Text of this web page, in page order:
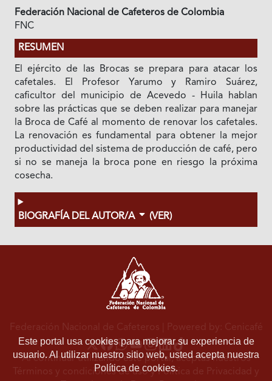
Federación Nacional de Cafeteros de Colombia
FNC
RESUMEN
El ejército de las Brocas se prepara para atacar los
cafetales. El Profesor Yarumo y Ramiro Suárez,
caficultor del municipio de Acevedo - Huila hablan
sobre las prácticas que se deben realizar para manejar
la Broca de Café al momento de renovar los cafetales.
La renovación es fundamental para obtener la mejor
productividad del sistema de producción de café, pero
si no se maneja la broca pone en riesgo la próxima
cosecha.
BIOGRAFÍA DEL AUTOR/A (VER)
Este portal usa cookies para mejorar su experiencia de
usuario. Al utilizar nuestro sitio web, usted acepta nuestra
Política de cookies.
Federación Nacional de Cafeteros | Powered by: Cenicafé
Al continuar utilizando este portal, aceptas nuestros
Términos y condiciones de usoyPolítica de Privacidad y